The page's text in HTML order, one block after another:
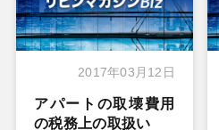
2017年03月12日
アパートの取壊費用
の税務上の取扱い